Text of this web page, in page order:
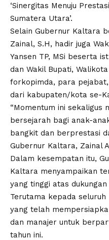
‘Sinergitas Menuju
Sumatera Utara’.
Selain Gubernur Kaltara
Zainal, S.H, hadir juga
Yansen TP, MSi beserta
dan Wakil Bupati,
forkopimda, para
dari kabupaten/kota se-
“Momentum ini sekaligus
bersejarah bagi anak-
bangkit dan berprestasi
Gubernur Kaltara, Zainal
Dalam kesempatan itu,
Kaltara menyampaikan
yang tinggi atas
Terutama kepada
yang telah
dan manajer untuk
tahun ini.